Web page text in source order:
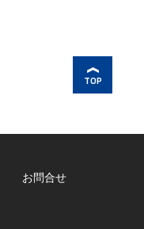
TOP
お問合せ